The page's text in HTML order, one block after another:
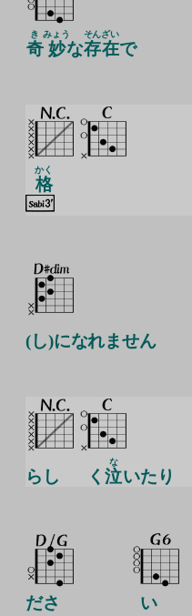
奇
き
妙
みょう
な存
そん
在
ざい
で
格
かく
(し)になれません
らし く泣
な
いたり
ださ い